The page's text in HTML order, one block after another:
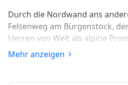
Durch die Nordwand ans
Felsenweg am Bürgenstock,
Herren von Welt als alpine
zurück auf die Stadt Luzern
Wallfahrtsort St. Jost an die
Mehr anzeigen